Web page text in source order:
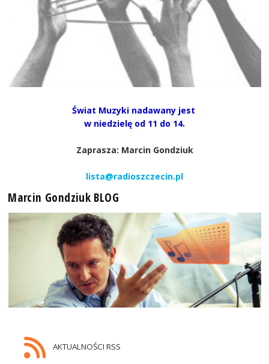
Świat Muzyki nadawany jest
w niedzielę od 11 do 14.
Zaprasza: Marcin Gondziuk
lista@radioszczecin.pl
Marcin Gondziuk BLOG
AKTUALNOŚCI RSS